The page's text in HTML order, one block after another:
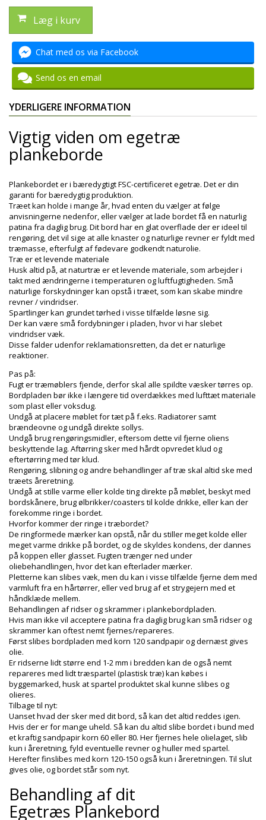
Læg i kurv
Chat med os via Facebook
Send os en email
YDERLIGERE INFORMATION
Vigtig viden om egetræ
plankeborde
Plankebordet er i bæredygtigt FSC-certificeret egetræ. Det er din
garanti for bæredygtig produktion.
Træet kan holde i mange år, hvad enten du vælger at følge
anvisningerne nedenfor, eller vælger at lade bordet få en naturlig
patina fra daglig brug. Dit bord har en glat overflade der er ideel til
rengøring, det vil sige at alle knaster og naturlige revner er fyldt med
træmasse, efterfulgt af fødevare godkendt naturolie.
Træ er et levende materiale
Husk altid på, at naturtræ er et levende materiale, som arbejder i
takt med ændringerne i temperaturen og luftfugtigheden. Små
naturlige forskydninger kan opstå i træet, som kan skabe mindre
revner / vindridser.
Spartlinger kan grundet tørhed i visse tilfælde løsne sig.
Der kan være små fordybninger i pladen, hvor vi har slebet
vindridser væk.
Disse falder udenfor reklamationsretten, da det er naturlige
reaktioner.
Pas på:
Fugt er træmøblers fjende, derfor skal alle spildte væsker tørres op.
Bordpladen bør ikke i længere tid overdækkes med lufttæt materiale
som plast eller voksdug.
Undgå at placere møblet for tæt på f.eks. Radiatorer samt
brændeovne og undgå direkte sollys.
Undgå brug rengøringsmidler, eftersom dette vil fjerne oliens
beskyttende lag. Aftørring sker med hårdt opvredet klud og
eftertørring med tør klud.
Rengøring, slibning og andre behandlinger af træ skal altid ske med
træets åreretning.
Undgå at stille varme eller kolde ting direkte på møblet, beskyt med
bordskånere, brug ølbrikker/coasters til kolde drikke, eller kan der
forekomme ringe i bordet.
Hvorfor kommer der ringe i træbordet?
De ringformede mærker kan opstå, når du stiller meget kolde eller
meget varme drikke på bordet, og de skyldes kondens, der dannes
på koppen eller glasset. Fugten trænger ned under
oliebehandlingen, hvor det kan efterlader mærker.
Pletterne kan slibes væk, men du kan i visse tilfælde fjerne dem med
varmluft fra en hårtørrer, eller ved brug af et strygejern med et
håndklæde mellem.
Behandlingen af ridser og skrammer i plankebordpladen.
Hvis man ikke vil acceptere patina fra daglig brug kan små ridser og
skrammer kan oftest nemt fjernes/repareres.
Først slibes bordpladen med korn 120 sandpapir og dernæst gives
olie.
Er ridserne lidt større end 1-2 mm i bredden kan de også nemt
repareres med lidt træspartel (plastisk træ) kan købes i
byggemarked, husk at spartel produktet skal kunne slibes og
olieres.
Tilbage til nyt:
Uanset hvad der sker med dit bord, så kan det altid reddes igen.
Hvis der er for mange uheld. Så kan du altid slibe bordet i bund med
et kraftig sandpapir korn 60 eller 80. Her fjernes hele olielaget, slib
kun i åreretning, fyld eventuelle revner og huller med spartel.
Herefter finslibes med korn 120-150 også kun i åreretningen. Til slut
gives olie, og bordet står som nyt.
Behandling af dit
Egetræs Plankebord